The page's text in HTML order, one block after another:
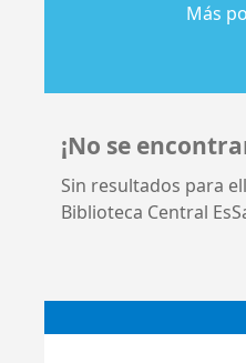
Más
¡No se
Sin resultados para
Biblioteca Central